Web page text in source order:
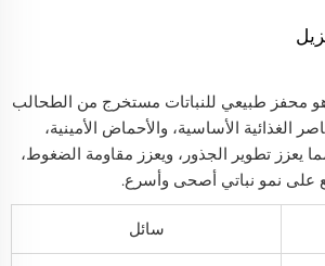
محفز طبيعي للنباتات مستخرج من الطحالب
الغذائية الأساسية، والأحماض الأمينية،
يعزز تطوير الجذور، ويعزز مقاومة الضغوط،
على نمو نباتي أصحى وأسرع.
سائل